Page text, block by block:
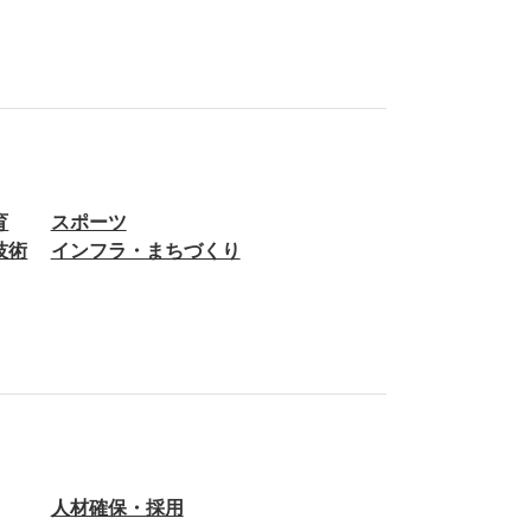
スポーツ
術
インフラ・まちづくり
人材確保・採用